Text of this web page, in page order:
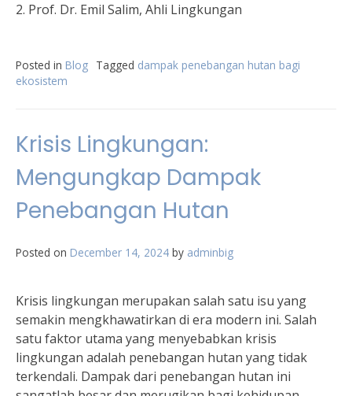
2. Prof. Dr. Emil Salim, Ahli Lingkungan
Posted in Blog Tagged dampak penebangan hutan bagi
ekosistem
Krisis Lingkungan:
Mengungkap Dampak
Penebangan Hutan
Posted on December 14, 2024 by adminbig
Krisis lingkungan merupakan salah satu isu yang
semakin mengkhawatirkan di era modern ini. Salah
satu faktor utama yang menyebabkan krisis
lingkungan adalah penebangan hutan yang tidak
terkendali. Dampak dari penebangan hutan ini